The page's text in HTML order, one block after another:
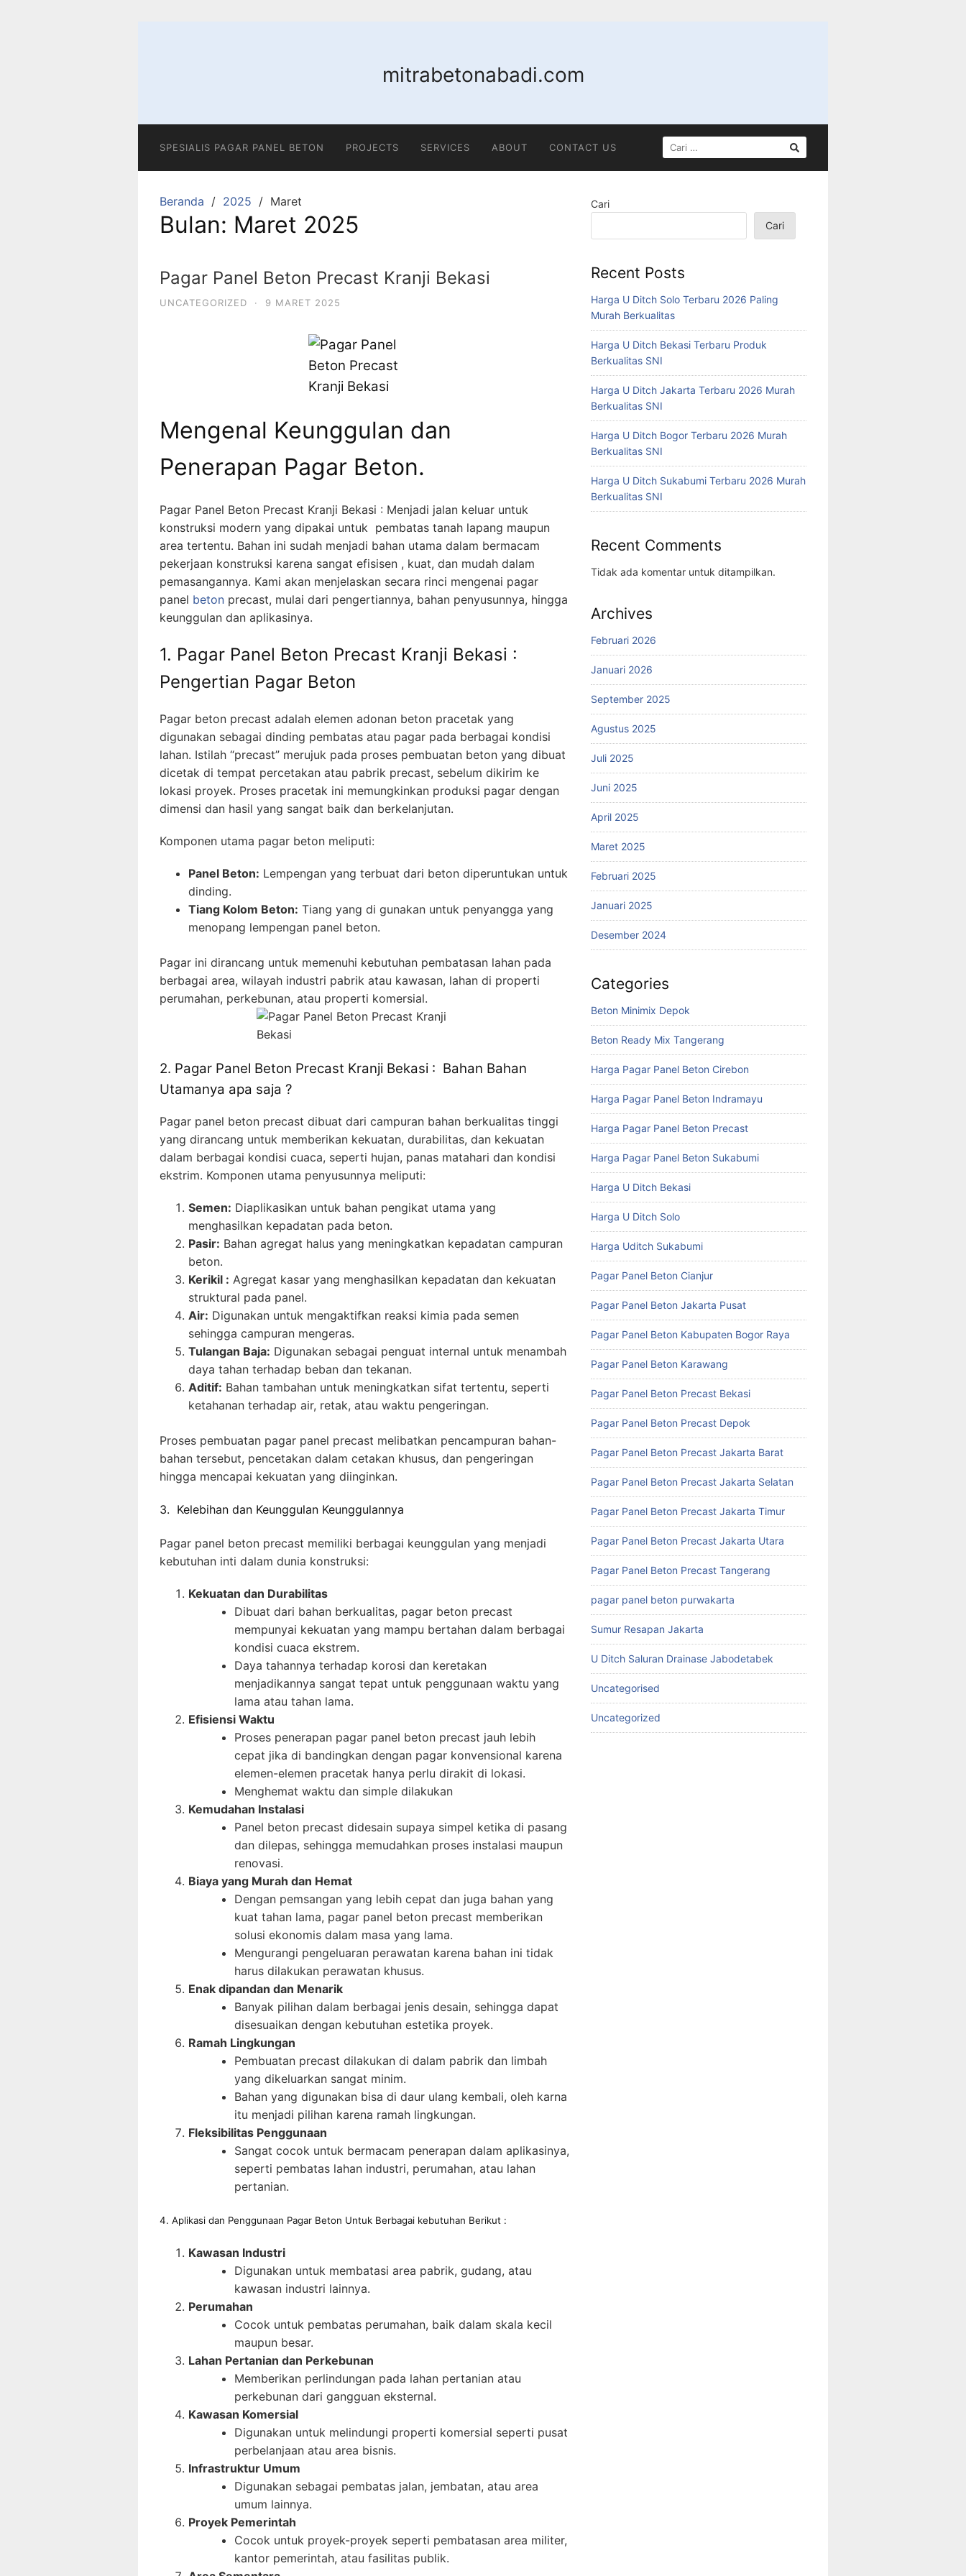
mitrabetonabadi.com
SPESIALIS PAGAR PANEL BETON PROJECTS SERVICES ABOUT CONTACT US
CARI
UNTUK:
Beranda 2025 Maret
Bulan: Maret 2025
Pagar Panel Beton Precast Kranji Bekasi
UNCATEGORIZED · 9 MARET 2025
Mengenal Keunggulan dan
Penerapan Pagar Beton.
Pagar Panel Beton Precast Kranji Bekasi : Menjadi jalan keluar untuk
konstruksi modern yang dipakai untuk pembatas tanah lapang maupun
area tertentu. Bahan ini sudah menjadi bahan utama dalam bermacam
pekerjaan konstruksi karena sangat efisisen , kuat, dan mudah dalam
pemasangannya. Kami akan menjelaskan secara rinci mengenai pagar
panel beton precast, mulai dari pengertiannya, bahan penyusunnya, hingga
keunggulan dan aplikasinya.
1. Pagar Panel Beton Precast Kranji Bekasi :
Pengertian Pagar Beton
Pagar beton precast adalah elemen adonan beton pracetak yang
digunakan sebagai dinding pembatas atau pagar pada berbagai kondisi
lahan. Istilah “precast” merujuk pada proses pembuatan beton yang dibuat
dicetak di tempat percetakan atau pabrik precast, sebelum dikirim ke
lokasi proyek. Proses pracetak ini memungkinkan produksi pagar dengan
dimensi dan hasil yang sangat baik dan berkelanjutan.
Komponen utama pagar beton meliputi:
Panel Beton: Lempengan yang terbuat dari beton diperuntukan untuk
dinding.
Tiang Kolom Beton: Tiang yang di gunakan untuk penyangga yang
menopang lempengan panel beton.
Pagar ini dirancang untuk memenuhi kebutuhan pembatasan lahan pada
berbagai area, wilayah industri pabrik atau kawasan, lahan di properti
perumahan, perkebunan, atau properti komersial.
2. Pagar Panel Beton Precast Kranji Bekasi : Bahan Bahan
Utamanya apa saja ?
Pagar panel beton precast dibuat dari campuran bahan berkualitas tinggi
yang dirancang untuk memberikan kekuatan, durabilitas, dan kekuatan
dalam berbagai kondisi cuaca, seperti hujan, panas matahari dan kondisi
ekstrim. Komponen utama penyusunnya meliputi:
Semen: Diaplikasikan untuk bahan pengikat utama yang
menghasilkan kepadatan pada beton.
Pasir: Bahan agregat halus yang meningkatkan kepadatan campuran
beton.
Kerikil : Agregat kasar yang menghasilkan kepadatan dan kekuatan
struktural pada panel.
Air: Digunakan untuk mengaktifkan reaksi kimia pada semen
sehingga campuran mengeras.
Tulangan Baja: Digunakan sebagai penguat internal untuk menambah
daya tahan terhadap beban dan tekanan.
Aditif: Bahan tambahan untuk meningkatkan sifat tertentu, seperti
ketahanan terhadap air, retak, atau waktu pengeringan.
Proses pembuatan pagar panel precast melibatkan pencampuran bahan-
bahan tersebut, pencetakan dalam cetakan khusus, dan pengeringan
hingga mencapai kekuatan yang diinginkan.
3. Kelebihan dan Keunggulan Keunggulannya
Pagar panel beton precast memiliki berbagai keunggulan yang menjadi
kebutuhan inti dalam dunia konstruksi:
Kekuatan dan Durabilitas
Dibuat dari bahan berkualitas, pagar beton precast
mempunyai kekuatan yang mampu bertahan dalam berbagai
kondisi cuaca ekstrem.
Daya tahannya terhadap korosi dan keretakan
menjadikannya sangat tepat untuk penggunaan waktu yang
lama atau tahan lama.
Efisiensi Waktu
Proses penerapan pagar panel beton precast jauh lebih
cepat jika di bandingkan dengan pagar konvensional karena
elemen-elemen pracetak hanya perlu dirakit di lokasi.
Menghemat waktu dan simple dilakukan
Kemudahan Instalasi
Panel beton precast didesain supaya simpel ketika di pasang
dan dilepas, sehingga memudahkan proses instalasi maupun
renovasi.
Biaya yang Murah dan Hemat
Dengan pemsangan yang lebih cepat dan juga bahan yang
kuat tahan lama, pagar panel beton precast memberikan
solusi ekonomis dalam masa yang lama.
Mengurangi pengeluaran perawatan karena bahan ini tidak
harus dilakukan perawatan khusus.
Enak dipandan dan Menarik
Banyak pilihan dalam berbagai jenis desain, sehingga dapat
disesuaikan dengan kebutuhan estetika proyek.
Ramah Lingkungan
Pembuatan precast dilakukan di dalam pabrik dan limbah
yang dikeluarkan sangat minim.
Bahan yang digunakan bisa di daur ulang kembali, oleh karna
itu menjadi pilihan karena ramah lingkungan.
Fleksibilitas Penggunaan
Sangat cocok untuk bermacam penerapan dalam aplikasinya,
seperti pembatas lahan industri, perumahan, atau lahan
pertanian.
4. Aplikasi dan Penggunaan Pagar Beton Untuk Berbagai kebutuhan Berikut :
Kawasan Industri
Digunakan untuk membatasi area pabrik, gudang, atau
kawasan industri lainnya.
Perumahan
Cocok untuk pembatas perumahan, baik dalam skala kecil
maupun besar.
Lahan Pertanian dan Perkebunan
Memberikan perlindungan pada lahan pertanian atau
perkebunan dari gangguan eksternal.
Kawasan Komersial
Digunakan untuk melindungi properti komersial seperti pusat
perbelanjaan atau area bisnis.
Infrastruktur Umum
Digunakan sebagai pembatas jalan, jembatan, atau area
umum lainnya.
Proyek Pemerintah
Cocok untuk proyek-proyek seperti pembatasan area militer,
kantor pemerintah, atau fasilitas publik.
Cari
Cari
Recent Posts
Harga U Ditch Solo Terbaru 2026 Paling
Murah Berkualitas
Harga U Ditch Bekasi Terbaru Produk
Berkualitas SNI
Harga U Ditch Jakarta Terbaru 2026 Murah
Berkualitas SNI
Harga U Ditch Bogor Terbaru 2026 Murah
Berkualitas SNI
Harga U Ditch Sukabumi Terbaru 2026 Murah
Berkualitas SNI
Recent Comments
Tidak ada komentar untuk ditampilkan.
Archives
Februari 2026
Januari 2026
September 2025
Agustus 2025
Juli 2025
Juni 2025
April 2025
Maret 2025
Februari 2025
Januari 2025
Desember 2024
Categories
Beton Minimix Depok
Beton Ready Mix Tangerang
Harga Pagar Panel Beton Cirebon
Harga Pagar Panel Beton Indramayu
Harga Pagar Panel Beton Precast
Harga Pagar Panel Beton Sukabumi
Harga U Ditch Bekasi
Harga U Ditch Solo
Harga Uditch Sukabumi
Pagar Panel Beton Cianjur
Pagar Panel Beton Jakarta Pusat
Pagar Panel Beton Kabupaten Bogor Raya
Pagar Panel Beton Karawang
Pagar Panel Beton Precast Bekasi
Pagar Panel Beton Precast Depok
Pagar Panel Beton Precast Jakarta Barat
Pagar Panel Beton Precast Jakarta Selatan
Pagar Panel Beton Precast Jakarta Timur
Pagar Panel Beton Precast Jakarta Utara
Pagar Panel Beton Precast Tangerang
pagar panel beton purwakarta
Sumur Resapan Jakarta
U Ditch Saluran Drainase Jabodetabek
Uncategorised
Uncategorized